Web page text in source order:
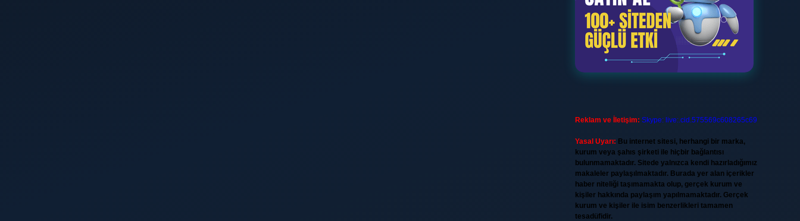
Reklam ve İletişim: Skype: live:.cid.575569c608265c69
Yasal Uyarı: Bu internet sitesi, herhangi bir marka,
kurum veya şahıs şirketi ile hiçbir bağlantısı
bulunmamaktadır. Sitede yalnızca kendi hazırladığımız
makaleler paylaşılmaktadır. Burada yer alan içerikler
haber niteliği taşımamakta olup, gerçek kurum ve
kişiler hakkında paylaşım yapılmamaktadır. Gerçek
kurum ve kişiler ile isim benzerlikleri tamamen
tesadüfidir.